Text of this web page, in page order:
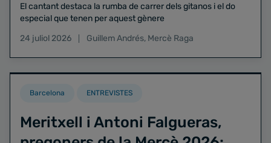
El cantant destaca la rumba de carrer dels gitanos i el do
especial que tenen per aquest gènere
24 juliol 2026
Guillem Andrés, Mercè Raga
Barcelona ENTREVISTES
Meritxell i Antoni Falgueras,